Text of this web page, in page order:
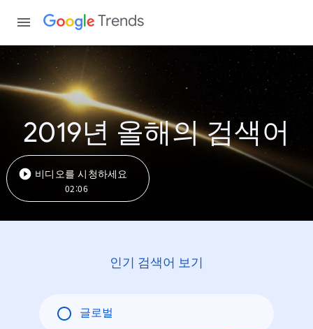
Trends
2019년 올해의 검색어
비디오를 시청하세요
02:06
인기 검색어 보기
글로벌